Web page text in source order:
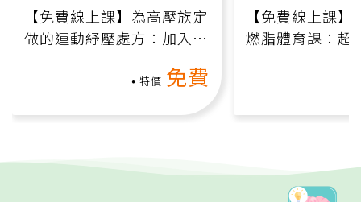
【免費線上課】為高壓族定
做的運動紓壓處方：加入行
特價 免費
【免費線上課
燃脂體育課：超